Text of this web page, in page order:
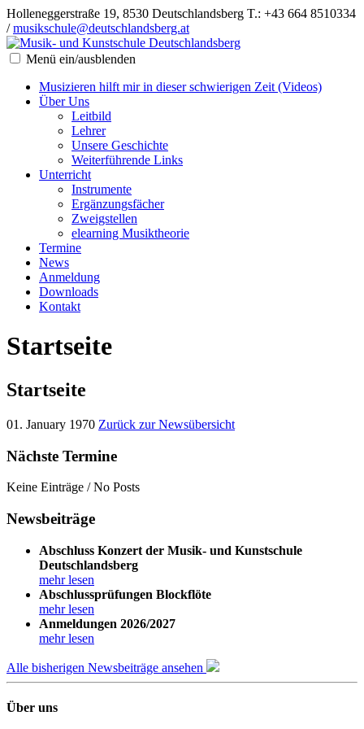
Holleneggerstraße 19, 8530 Deutschlandsberg T.: +43 664 8510334
/musikschule@deutschlandsberg.at
Menü ein/ausblenden
Musizieren hilft mir in dieser schwierigen Zeit (Videos)
Über Uns
Leitbild
Lehrer
Unsere Geschichte
Weiterführende Links
Unterricht
Instrumente
Ergänzungsfächer
Zweigstellen
elearning Musiktheorie
Termine
News
Anmeldung
Downloads
Kontakt
Startseite
Startseite
01. January 1970 Zurück zur Newsübersicht
Nächste Termine
Keine Einträge / No Posts
Newsbeiträge
Abschluss Konzert der Musik- und Kunstschule
Deutschlandsberg
mehr lesen
Abschlussprüfungen Blockflöte
mehr lesen
Anmeldungen 2026/2027
mehr lesen
Alle bisherigen Newsbeiträge ansehen
Über uns